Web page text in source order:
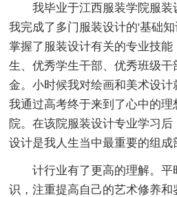
我毕业于江西服装学院服装
我完成了多门服装设计的'基础
掌握了服装设计有关的专业技
生、优秀学生干部、优秀班级
金。小时候我对绘画和美术设计
我通过高考终于来到了心中的
院。在该院服装设计专业学习
设计是我人生当中最重要的组成
计行业有了更高的理解。平
识，注重提高自己的艺术修养